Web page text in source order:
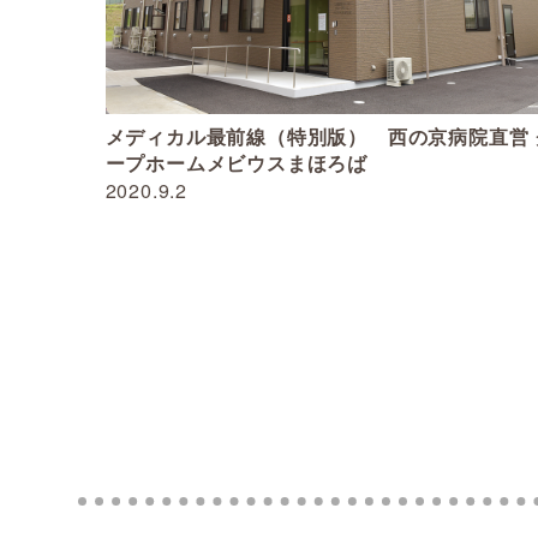
2020.9.2
メディカル最前線（特別版） 西の京病院直営
ープホームメビウスまほろば